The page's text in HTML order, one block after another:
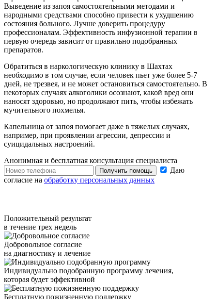
Выведение из запоя самостоятельными методами и
народными средствами способно привести к ухудшению
состояния больного. Лучше доверить процедуру
профессионалам. Эффективность инфузионной терапии в
первую очередь зависит от правильно подобранных
препаратов.
Обратиться в наркологическую клинику в Шахтах
необходимо в том случае, если человек пьет уже более 5-7
дней, не трезвея, и не может остановиться самостоятельно. В
некоторых случаях алкоголики осознают, какой вред они
наносят здоровью, но продолжают пить, чтобы избежать
мучительного похмелья.
Капельница от запоя помогает даже в тяжелых случаях,
например, при проявлении агрессии, депрессии и
суицидальных настроений.
Анонимная и бесплатная консультация специалиста
Получить помощь
Даю
согласие на обработку персональных данных
Положительный результат
в течение трех недель
Добровольное согласие
на диагностику и лечение
Индивидуально подобранную программу лечения,
которая будет эффективной
Бесплатную пожизненную поддержку